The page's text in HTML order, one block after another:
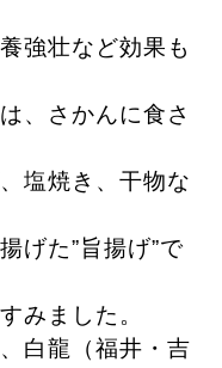
強壮など効果も
、さかんに食さ
塩焼き、干物な
げた”旨揚げ”で
みました。
白龍（福井・吉